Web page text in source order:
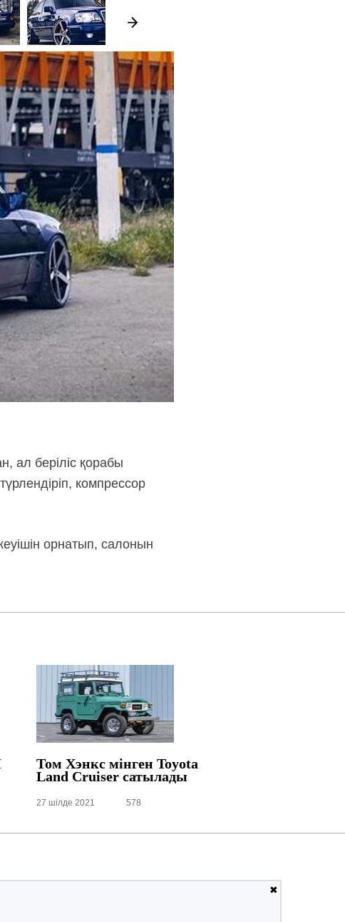
ал беріліс қорабы
компрессор
орнатып, салонын
Том Хэнкс мінген Toyota
Land Cruiser сатылады
27 шілде 2021 578
✖